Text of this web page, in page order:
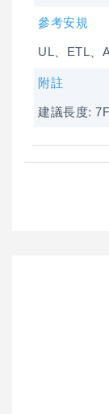
參考安規
UL、ETL、
附註
建議長度: